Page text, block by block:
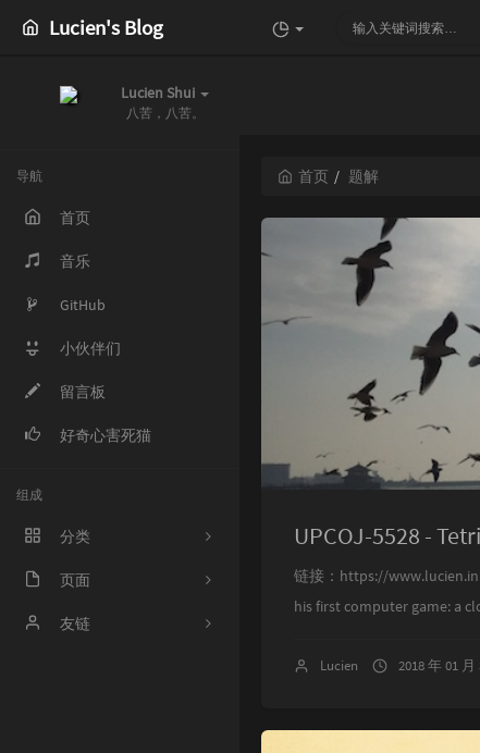
Lucien's Blog
Lucien Shui
八苦，八苦。
导航
首页
音乐
GitHub
小伙伴们
留言板
好奇心害死猫
组成
分类
程序人生
ACM
页面
好奇心害死猫
友链
首页 题解
UPCOJ-5528 -
链接：https://
his first computer game: a
Lucien 2018 年 01 月